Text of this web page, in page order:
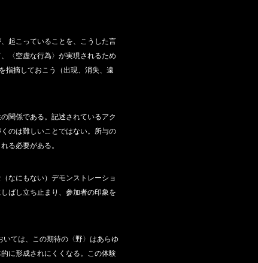
起こっていることを、こうした言
〈空虚な行為〉が実現されるため
指摘しておこう（出現、消失、遠
関係である。記述されているアク
のは難しいことではない。所与の
る必要がある。
なにもない）デモンストレーショ
ばし立ち止まり、参加者の印象を
いては、この期待の〈野〉はあらゆ
に形成されにくくなる。この体験